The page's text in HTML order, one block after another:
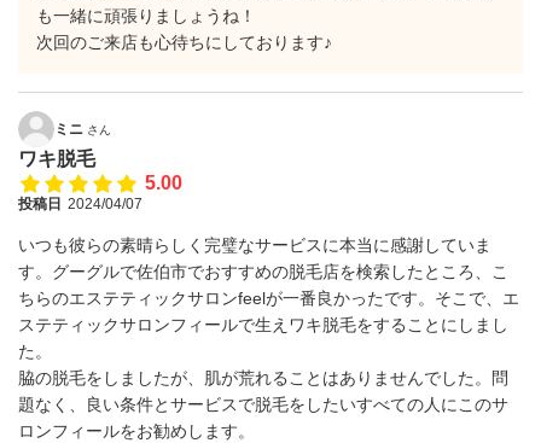
も一緒に頑張りましょうね！
次回のご来店も心待ちにしております♪
ミニ さん
ワキ脱毛
5.00
投稿日 2024/04/07
いつも彼らの素晴らしく完璧なサービスに本当に感謝していま
す。グーグルで佐伯市でおすすめの脱毛店を検索したところ、こ
ちらのエステティックサロンfeelが一番良かったです。そこで、エ
ステティックサロンフィールで生えワキ脱毛をすることにしまし
た。
脇の脱毛をしましたが、肌が荒れることはありませんでした。問
題なく、良い条件とサービスで脱毛をしたいすべての人にこのサ
ロンフィールをお勧めします。